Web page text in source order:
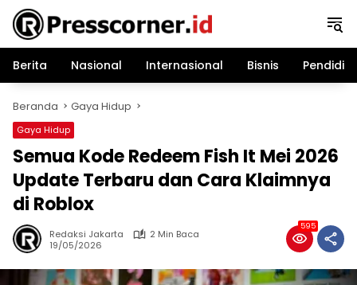
Langsung
konten
Berita
Nasional Internasional Bisnis
Beranda Gaya Hidup
Gaya Hidup
Semua Kode Redeem Fish It Mei 2026
Update Terbaru dan Cara Klaimnya
di Roblox
Redaksi Jakarta
2 Min Baca
19/05/2026
595